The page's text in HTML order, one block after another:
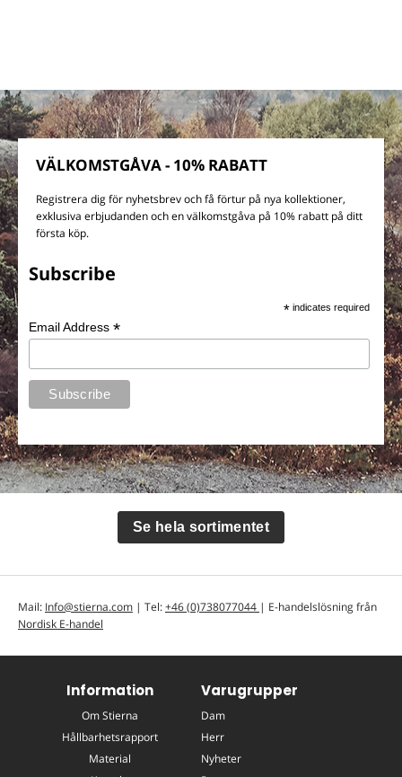
VÄLKOMSTGÅVA - 10% RABATT
Registrera dig för nyhetsbrev och få förtur på nya kollektioner,
exklusiva erbjudanden och en välkomstgåva på 10% rabatt på ditt
första köp.
Subscribe
* indicates required
Email Address*
Se hela sortimentet
Mail: Info@stierna.com | Tel:+46 (0)738077044 | E-handelslösning från
Nordisk E-handel
Information
Om Stierna
Hållbarhetsrapport
Material
Varugrupper
Dam
Herr
Nyheter